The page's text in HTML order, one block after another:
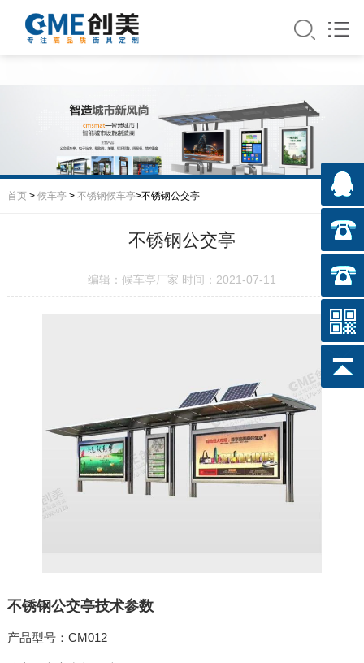
首页> 候车亭> 不锈钢候车亭>不锈钢公交亭
不锈钢公交亭
编辑：候车亭厂家 时间：2021-07-11
不锈钢公交亭技术参数
产品型号：CM012